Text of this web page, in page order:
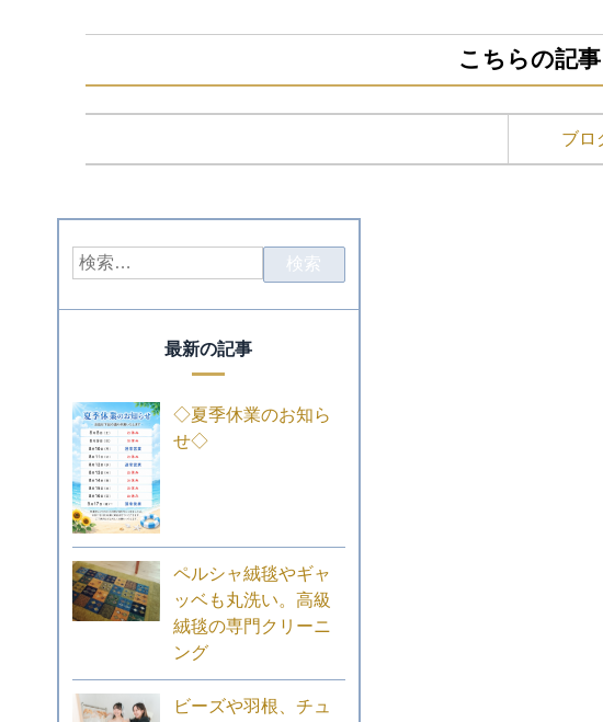
こちらの記
ブロ
最新の記事
◇夏季休業のお知ら
せ◇
ペルシャ絨毯やギャ
ッベも丸洗い。高級
絨毯の専門クリーニ
ング
ビーズや羽根、チュ